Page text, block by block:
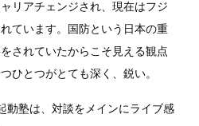
リアチェンジされ、現在はフジ
ています。国防という日本の重
されていたからこそ見える観点
ひとつがとても深く、鋭い。
動塾は、対談をメインにライブ感